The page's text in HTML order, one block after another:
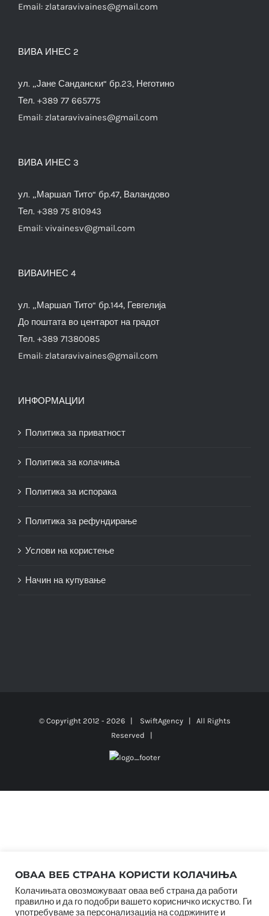
Email: zlataravivaines@gmail.com
ВИВА ИНЕС 2
ул. „Јане Сандански“ бр.23, Неготино
Тел. +389 77 665775
Email: zlataravivaines@gmail.com
ВИВА ИНЕС 3
ул. „Маршал Тито“ бр.47, Валандово
Тел. +389 75 810943
Email: vivainesv@gmail.com
ВИВАИНЕС 4
ул. „Маршал Тито“ бр.144, Гевгелија
До поштата во центарот на градот
Тел. +389 71380085
Email: zlataravivaines@gmail.com
ИНФОРМАЦИИ
Политика за приватност
Политика за колачиња
Политика за испорака
Политика за рефундирање
Услови на користење
Начин на купување
© Copyright 2012 - 2026 | SwiftAgency| All Rights
Reserved |
ОВАА ВЕБ СТРАНА КОРИСТИ КОЛАЧИЊА
Колачињата овозможуваат оваа веб страна да работи
правилно и да го подобри вашето корисничко искуство. Ги
употребуваме за персонализација на содржините и